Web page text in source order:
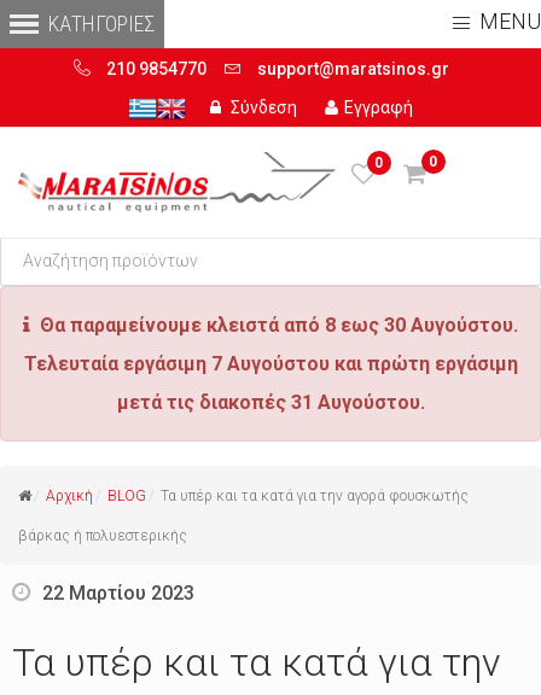
MENU
210 9854770
support@maratsinos.gr
Σύνδεση
Εγγραφή
0
0
Θα παραμείνουμε κλειστά από 8 εως 30 Αυγούστου.
Τελευταία εργάσιμη 7 Αυγούστου και πρώτη εργάσιμη
μετά τις διακοπές 31 Αυγούστου.
Αρχική BLOG Τα υπέρ και τα κατά για την αγορά φουσκωτής
βάρκας ή πολυεστερικής
22 Μαρτίου 2023
Τα υπέρ και τα κατά για την